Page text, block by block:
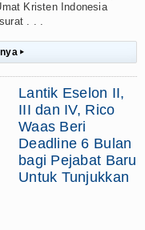
Kristen Indonesia
. . .
▸
Lantik Eselon II,
III dan IV, Rico
Waas Beri
Deadline 6 Bulan
bagi Pejabat Baru
Untuk Tunjukkan